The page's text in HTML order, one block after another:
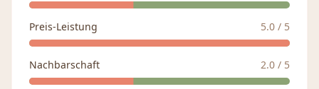
Preis-Leistung 5.0 / 5
Nachbarschaft 2.0 / 5